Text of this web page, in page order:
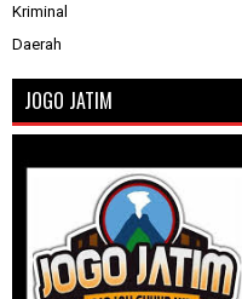
Kriminal
Daerah
JOGO JATIM